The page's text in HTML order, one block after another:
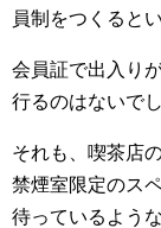
員制をつくると
会員証で出入り
行るのはないで
それも、喫茶店
禁煙室限定のス
待っているよう